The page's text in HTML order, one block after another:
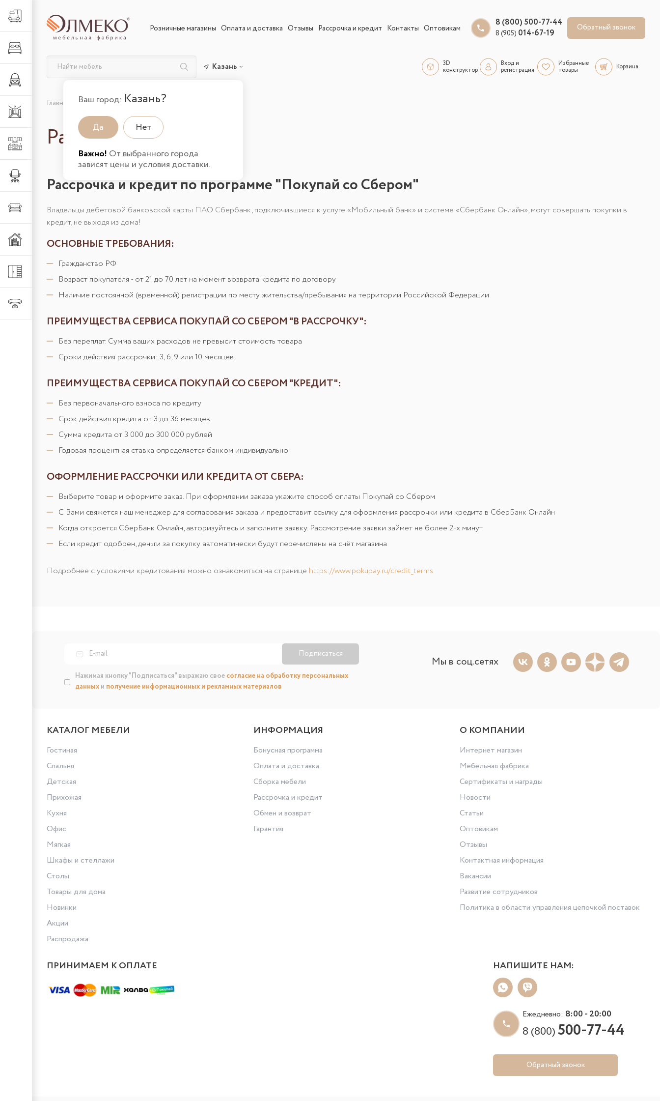
Гостиная
Детская
Кухня
Мягкая
Мебель из металла
Розничные магазины Оплата и доставка Отзывы Рассрочка и кредит Контакты Оптовикам
8 (800) 500-77-44
8 (905) 014-67-19 Обратный звонок
Казань
Ваш город: Казань?
Да Нет
Важно! От выбранного города
зависят цены и условия доставки.
3D
конструктор
Вход и
регистрация
Избранные
товары
Корзина
Главная Рассрочка
Рассрочка
Рассрочка и кредит по программе "Покупай со Сбером"
Владельцы дебетовой банковской карты ПАО Сбербанк, подключившиеся к услуге «Мобильный банк» и системе «Сбербанк Онлайн», могут совершать покупки в
кредит, не выходя из дома!
ОСНОВНЫЕ ТРЕБОВАНИЯ:
Гражданство РФ
Возраст покупателя - от 21 до 70 лет на момент возврата кредита по договору
Наличие постоянной (временной) регистрации по месту жительства/пребывания на территории Российской Федерации
ПРЕИМУЩЕСТВА СЕРВИСА ПОКУПАЙ СО СБЕРОМ "В РАССРОЧКУ":
Без переплат. Сумма ваших расходов не превысит стоимость товара
Сроки действия рассрочки: 3, 6, 9 или 10 месяцев
ПРЕИМУЩЕСТВА СЕРВИСА ПОКУПАЙ СО СБЕРОМ "КРЕДИТ":
Без первоначального взноса по кредиту
Срок действия кредита от 3 до 36 месяцев
Сумма кредита от 3 000 до 300 000 рублей
Годовая процентная ставка определяется банком индивидуально
ОФОРМЛЕНИЕ РАССРОЧКИ ИЛИ КРЕДИТА ОТ СБЕРА:
Выберите товар и оформите заказ. При оформлении заказа укажите способ оплаты Покупай со Сбером
С Вами свяжется наш менеджер для согласования заказа и предоставит ссылку для оформления рассрочки или кредита в СберБанк Онлайн
Когда откроется СберБанк Онлайн, авторизуйтесь и заполните заявку. Рассмотрение заявки займет не более 2-х минут
Если кредит одобрен, деньги за покупку автоматически будут перечислены на счёт магазина
Подробнее с условиями кредитования можно ознакомиться на странице https://www.pokupay.ru/credit_terms
Подписаться
Нажимая кнопку "Подписаться" выражаю свое согласие на обработку персональных
данных и получение информационных и рекламных материалов
Мы в соц.сетях
КАТАЛОГ МЕБЕЛИ
Гостиная
Спальня
Детская
Прихожая
Кухня
Офис
Мягкая
Шкафы и стеллажи
Столы
Товары для дома
Новинки
Акции
Распродажа
ИНФОРМАЦИЯ
Бонусная программа
Оплата и доставка
Сборка мебели
Рассрочка и кредит
Обмен и возврат
Гарантия
О КОМПАНИИ
Интернет магазин
Мебельная фабрика
Сертификаты и награды
Новости
Статьи
Оптовикам
Отзывы
Контактная информация
Вакансии
Развитие сотрудников
Политика в области управления цепочкой поставок
ПРИНИМАЕМ К ОПЛАТЕ НАПИШИТЕ НАМ:
Ежедневно: 8:00 - 20:00
8 (800)500-77-44
Обратный звонок